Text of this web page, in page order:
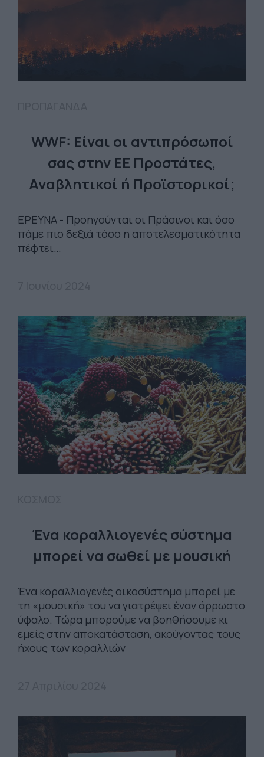
WWF: Είναι οι αντιπρόσωποί
σας στην ΕΕ Προστάτες,
Αναβλητικοί ή Προϊστορικοί;
ΕΡΕΥΝΑ - Προηγούνται οι Πράσινοι και όσο
πάμε πιο δεξιά τόσο η αποτελεσματικότητα
πέφτει…
Ένα κοραλλιογενές σύστημα
μπορεί να σωθεί με μουσική
Ένα κοραλλιογενές οικοσύστημα μπορεί με
τη «μουσική» του να γιατρέψει έναν άρρωστο
ύφαλο. Τώρα μπορούμε να βοηθήσουμε κι
εμείς στην αποκατάσταση, ακούγοντας τους
ήχους των κοραλλιών